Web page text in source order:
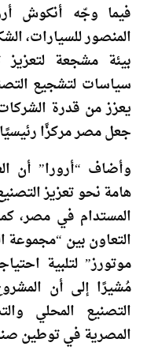
فيما وجّه أنكوش
المنصور للسيارات،
بيئة مشجعة
سياسات لتشجيع
يعزز من قدرة
جعل مصر مركزًا
وأضاف “أرورا” أن
هامة نحو تعزيز
المستدام في مصر،
التعاون بين
موتورز” لتلبية
مُشيرًا إلى أن
التصنيع المحلي
المصرية في توطين